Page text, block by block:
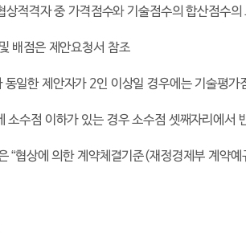
상적격자 중 가격점수와 기술점수의 합산점수
배점은 제안요청서 참조
동일한 제안자가 2인 이상일 경우에는 기술평가
소수점 이하가 있는 경우 소수점 셋째자리에서
“협상에 의한 계약체결기준(재정경제부 계약예